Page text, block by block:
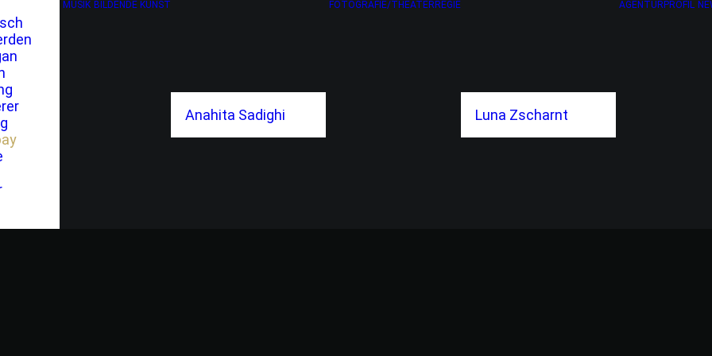
MUSIK BILDENDE KUNST
Anahita Sadighi
FOTOGRAFIE/THEATERREGIE
Luna Zscharnt
AGENTURPROFIL